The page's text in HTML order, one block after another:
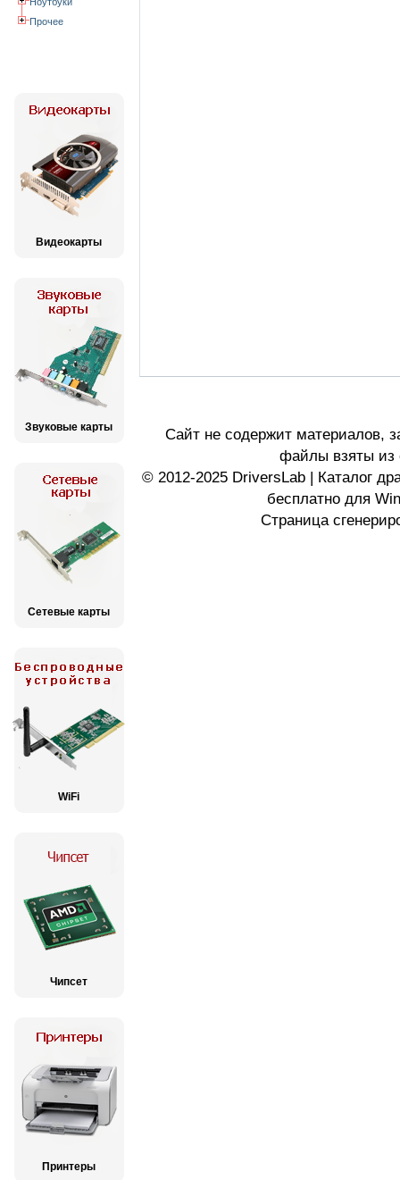
Прочее
Видеокарты
Звуковые карты
Сетевые карты
WiFi
Чипсет
Принтеры
Сайт не содержит материалов,
файлы взяты из
© 2012-2025 DriversLab | Каталог
бесплатно для
Страница